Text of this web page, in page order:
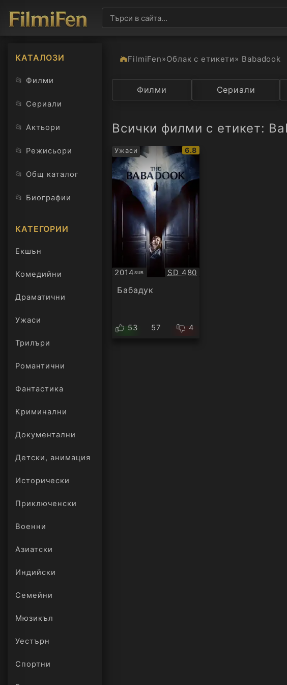
КАТАЛОЗИ
📂 Филми
📂 Сериали
📂 Актьори
📂 Режисьори
📂 Общ каталог
📂 Биографии
КАТЕГОРИИ
Екшън
Комедийни
Драматични
Ужаси
Трилъри
онлайн
Романтични
Фантастика
Криминални
Документални
Детски, анимация
Исторически
Приключенски
Военни
Азиатски
Индийски
Семейни
Мюзикъл
Уестърн
Спортни
FilmiFen»Облак с етикети» Babadook
Категория Държава
Филми Сериали
Всички филми с етикет:
Ужаси
IMDb
рейтинг:
6.8
2014SUB
Субтитри Качество:
SD 480
Бабадук
53 57 4